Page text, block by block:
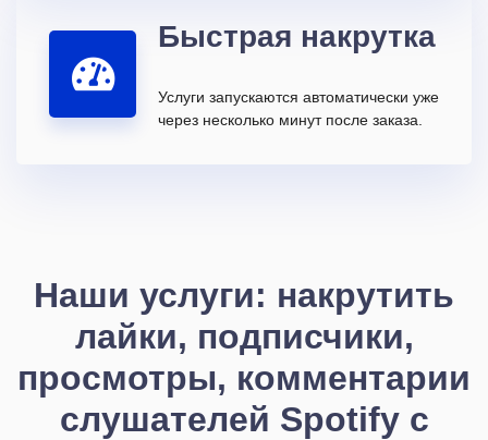
Быстрая накрутка
Услуги запускаются автоматически уже
через несколько минут после заказа.
Наши услуги: накрутить
лайки, подписчики,
просмотры, комментарии
слушателей Spotify с